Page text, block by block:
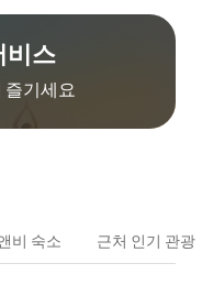
비스
즐기세요
비 숙소 근처 인기 관광